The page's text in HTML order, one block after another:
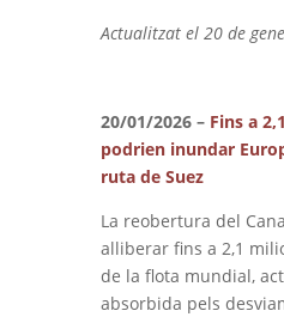
Actualitzat el 20 de
20/01/2026 – Fins a
podrien inundar
ruta de Suez
La reobertura del
alliberar fins a 2,1
de la flota mundial,
absorbida pels